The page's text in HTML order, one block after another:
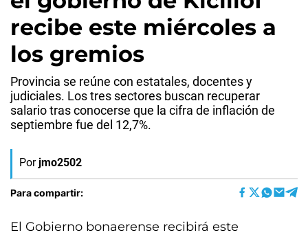
recibe este miércoles a
los gremios
Provincia se reúne con estatales, docentes y
judiciales. Los tres sectores buscan recuperar
salario tras conocerse que la cifra de inflación de
septiembre fue del 12,7%.
Por jmo2502
Para compartir:
El Gobierno bonaerense recibirá este